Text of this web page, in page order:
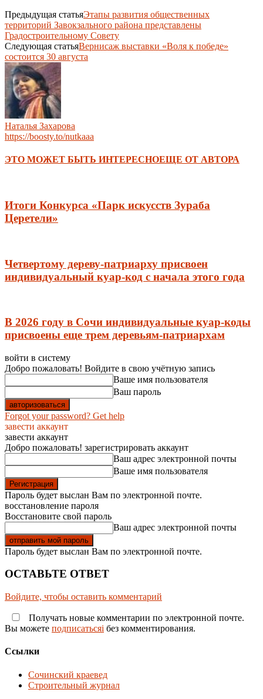
Предыдущая статьяЭтапы развития общественных
территорий Завокзального района представлены
Градостроительному Совету
Следующая статьяВернисаж выставки «Воля к победе»
состоится 30 августа
Наталья Захарова
https://boosty.to/nutkaaa
ЭТО МОЖЕТ БЫТЬ ИНТЕРЕСНОЕЩЕ ОТ АВТОРА
Итоги Конкурса «Парк искусств Зураба
Церетели»
Четвертому дереву-патриарху присвоен
индивидуальный куар-код с начала этого года
В 2026 году в Сочи индивидуальные куар-коды
присвоены еще трем деревьям-патриархам
войти в систему
Добро пожаловать! Войдите в свою учётную запись
Ваше имя пользователя
Ваш пароль
Forgot your password? Get help
завести аккаунт
завести аккаунт
Добро пожаловать! зарегистрировать аккаунт
Ваш адрес электронной почты
Ваше имя пользователя
Пароль будет выслан Вам по электронной почте.
восстановление пароля
Восстановите свой пароль
Ваш адрес электронной почты
Пароль будет выслан Вам по электронной почте.
ОСТАВЬТЕ ОТВЕТ
Войдите, чтобы оставить комментарий
Получать новые комментарии по электронной почте.
Вы можете подписатьсяi без комментирования.
Ссылки
Сочинский краевед
Строительный журнал